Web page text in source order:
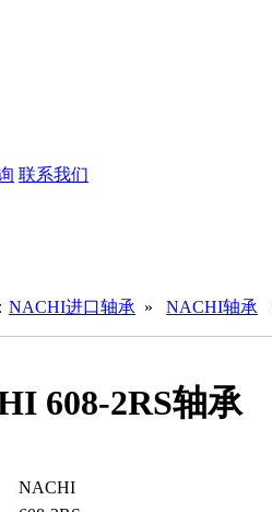
联系我们
NACHI进口轴承 » NACHI轴承
608-2RS轴承
NACHI